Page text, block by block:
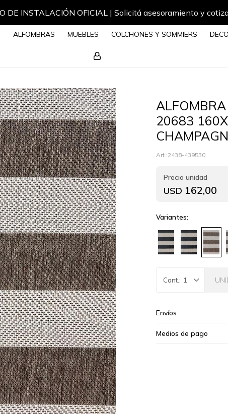
DE INSTALACIÓN OFICIAL | Solicitá asesoramiento y
ALFOMBRAS MUEBLES COLCHONES Y SOMMIERS
20683
2438-439530
USD 162,00
Variantes:
1
Envíos
Medios de pago